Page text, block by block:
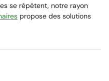
se répètent, notre rayon
propose des solutions